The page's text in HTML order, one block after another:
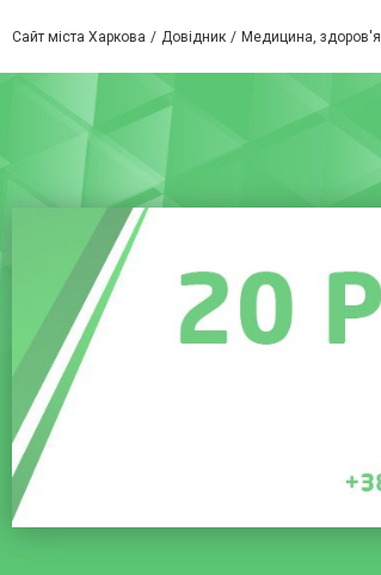
Сайт міста Харкова Довідник Медицина, здоров'я